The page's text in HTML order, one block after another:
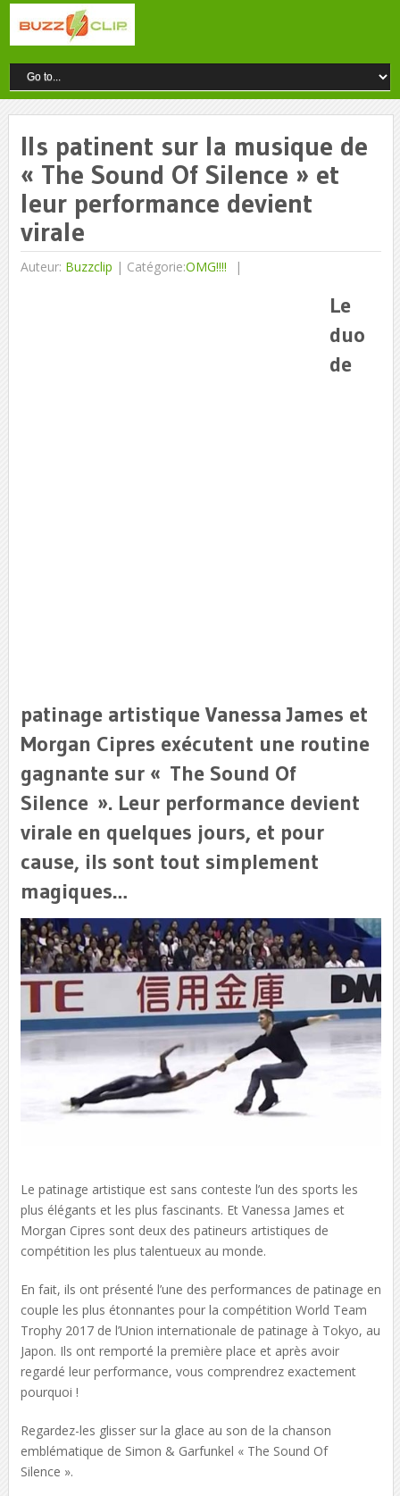
Ils patinent sur la musique de
« The Sound Of Silence » et
leur performance devient
virale
Auteur: Buzzclip | Catégorie:OMG!!!!
Le
duo
de
patinage artistique Vanessa James et
Morgan Cipres exécutent une routine
gagnante sur « The Sound Of
Silence ». Leur performance devient
virale en quelques jours, et pour
cause, ils sont tout simplement
magiques…
Le patinage artistique est sans conteste l’un des sports les
plus élégants et les plus fascinants. Et Vanessa James et
Morgan Cipres sont deux des patineurs artistiques de
compétition les plus talentueux au monde.
En fait, ils ont présenté l’une des performances de patinage en
couple les plus étonnantes pour la compétition World Team
Trophy 2017 de l’Union internationale de patinage à Tokyo, au
Japon. Ils ont remporté la première place et après avoir
regardé leur performance, vous comprendrez exactement
pourquoi !
Regardez-les glisser sur la glace au son de la chanson
emblématique de Simon & Garfunkel « The Sound Of
Silence ».